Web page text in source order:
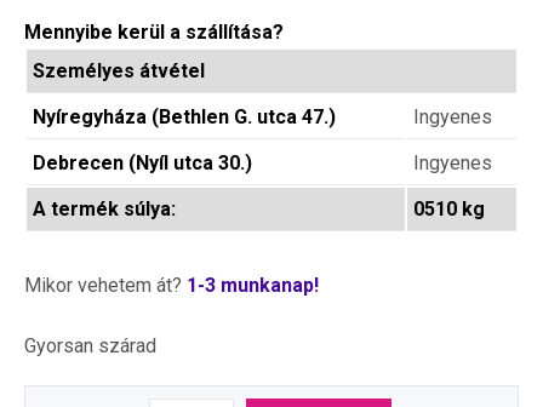
Mennyibe kerül a szállítása?
Személyes átvétel
Nyíregyháza (Bethlen G. utca 47.)
Ingyenes
Debrecen (Nyíl utca 30.)
Ingyenes
A termék súlya:
0510 kg
Mikor vehetem át? 1-3 munkanap!
Gyorsan szárad